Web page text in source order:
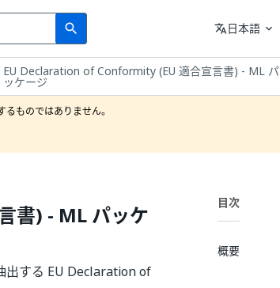
search
Search 言語
translate日本語 expand_more
EU Declaration of Conformity (EU 適合宣言書) - ML パ
ッケージ
ものではありません。
書) - ML パッケ
出する EU Declaration of
目次
概要